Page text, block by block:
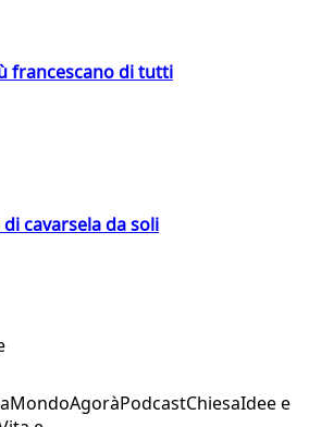
francescano di tutti
cavarsela da soli
MondoAgoràPodcastChiesaIdee e